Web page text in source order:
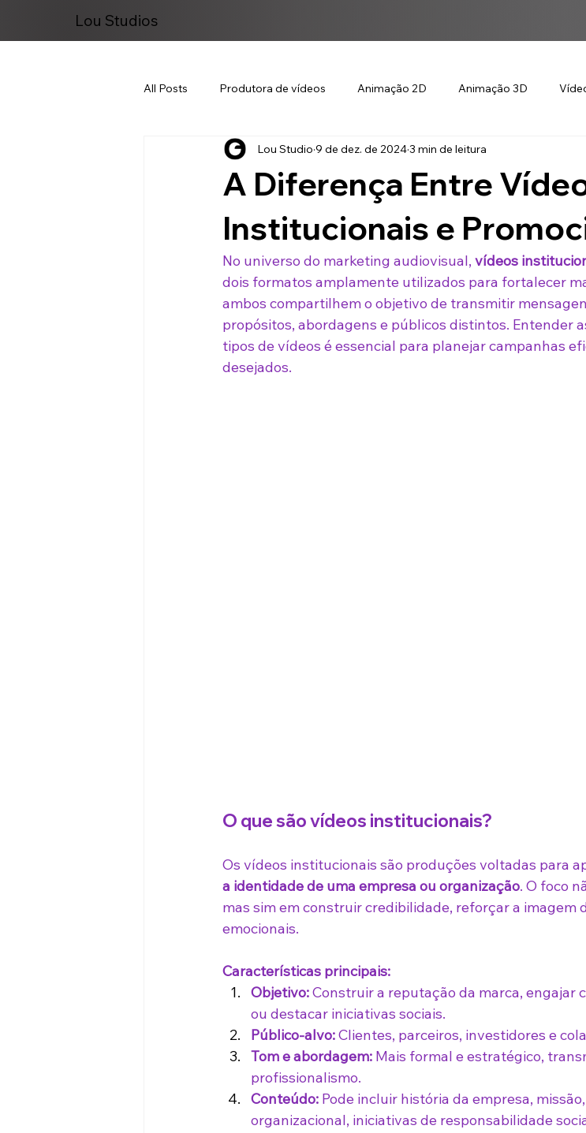
Lou Studios
All Posts Produtora de vídeos Animação 2D Animação 3D
Marketing Digital
A Diferença Entre
Institucionais e
Lou Studio 9 de dez. de 20243 min de leitura
No universo do marketing audiovisual, vídeos
dois formatos amplamente utilizados para fortalecer
ambos compartilhem o objetivo de transmitir
propósitos, abordagens e públicos distintos. Entender
tipos de vídeos é essencial para planejar campanhas
desejados.
O que são vídeos institucionais?
Os vídeos institucionais são produções voltadas para
a identidade de uma empresa ou organização. O foco
mas sim em construir credibilidade, reforçar a imagem
emocionais.
Características principais:
Objetivo: Construir a reputação da marca, engajar
ou destacar iniciativas sociais.
Público-alvo: Clientes, parceiros, investidores e
Tom e abordagem: Mais formal e estratégico,
profissionalismo.
Conteúdo: Pode incluir história da empresa,
organizacional, iniciativas de responsabilidade